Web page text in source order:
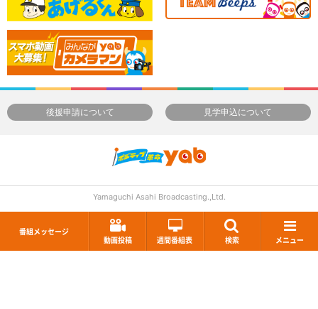
番組メッセージ
動画投稿
週間番組表 検索 メニュー
後援申請について 見学申込について
Yamaguchi Asahi Broadcasting.,Ltd.